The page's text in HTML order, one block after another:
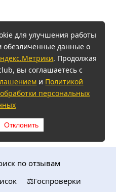
для улучшения работы
обезличенные данные о
. Продолжая
вы соглашаетесь с
и Политикой
персональных
Отклонить
по отзывам
⚖️Госпроверки